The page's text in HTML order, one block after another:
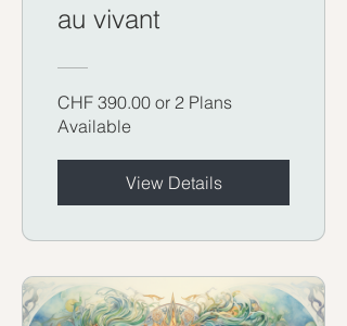
au vivant
CHF 390.00 or 2 Plans
Available
View Details